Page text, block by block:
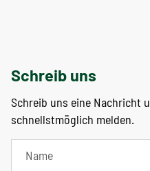
Schreib uns
Schreib uns eine Nachricht
schnellstmöglich melden.